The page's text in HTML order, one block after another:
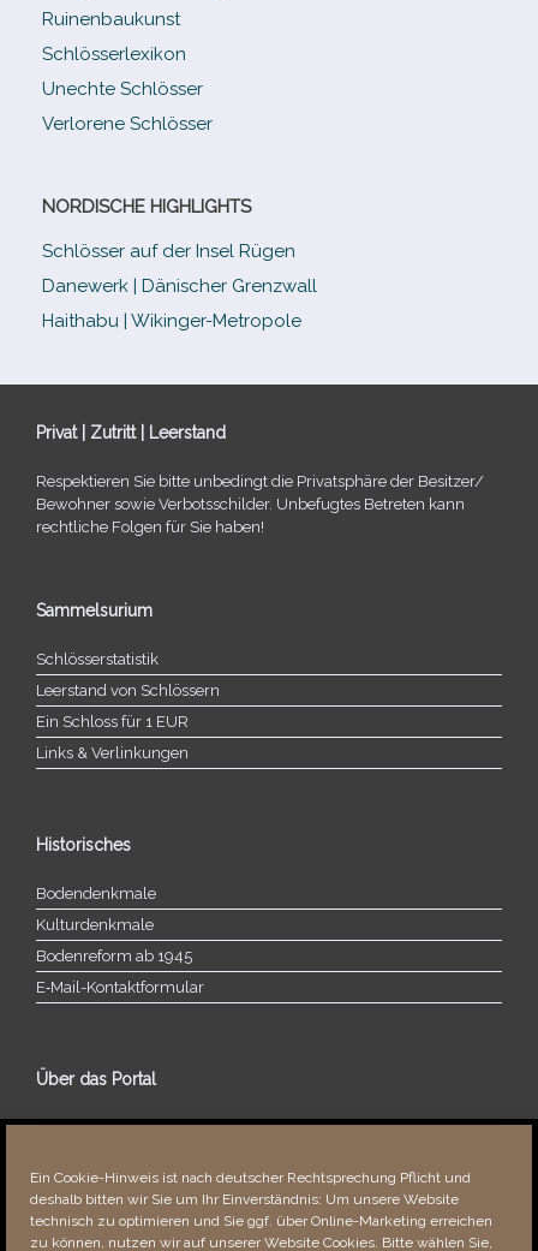
Ein Cookie-Hinweis ist nach deutscher Rechtsprechung Pflicht und
deshalb bitten wir Sie um Ihr Einverständnis: Um unsere Website
technisch zu optimieren und Sie ggf. über Online-Marketing erreichen
zu können, nutzen wir auf unserer Website Cookies. Bitte wählen Sie,
Ruinenbaukunst
Schlösserlexikon
Unechte Schlösser
Verlorene Schlösser
NORDISCHE HIGHLIGHTS
Schlösser auf der Insel Rügen
Danewerk | Dänischer Grenzwall
Haithabu | Wikinger-Metropole
Privat | Zutritt | Leerstand
Respektieren Sie bitte unbe­dingt die Privatsphäre der Besitzer/​
Bewohner sowie Verbotsschilder. Unbefugtes Betreten kann
recht­li­che Folgen für Sie haben!
Sammelsurium
Schlösserstatistik
Leerstand von Schlössern
Ein Schloss für 1 EUR
Links & Verlinkungen
Historisches
Bodendenkmale
Kulturdenkmale
Bodenreform ab 1945
E‑Mail-​​Kontaktformular
Über das Portal
Über dieses Portal
Fehler bemerkt?